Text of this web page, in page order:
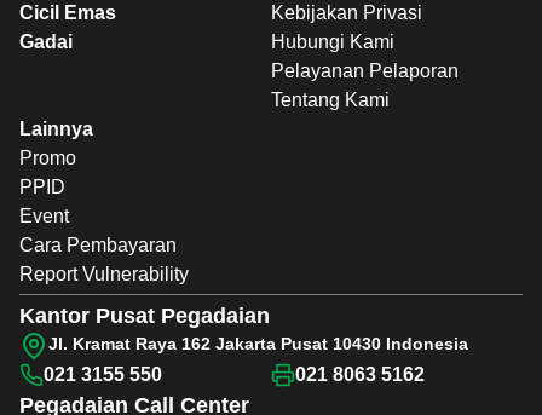
Cicil Emas
Gadai
Kebijakan Privasi
Hubungi Kami
Pelayanan Pelaporan
Tentang Kami
Lainnya
Promo
PPID
Event
Cara Pembayaran
Report Vulnerability
Pegadaian Call Center
Kantor Pusat Pegadaian
Jl. Kramat Raya 162 Jakarta Pusat 10430 Indonesia
021 3155 550 021 8063 5162